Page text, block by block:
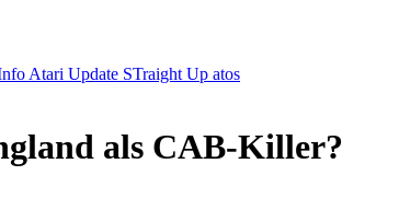
Atari Update STraight Up atos
als CAB-Killer?